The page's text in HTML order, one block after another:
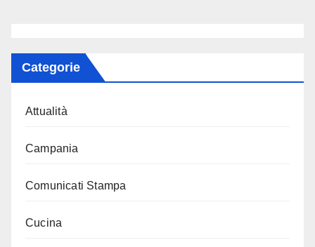
Categorie
Attualità
Campania
Comunicati Stampa
Cucina